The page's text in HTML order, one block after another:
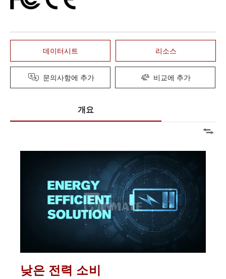
데이터시트 리소스
문의사항에 추가 비교에 추가
개요
낮은 전력 소비